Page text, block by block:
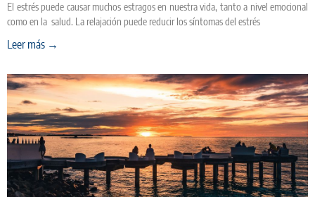
El estrés puede causar muchos estragos en nuestra vida, tanto a nivel emocional
como en la salud. La relajación puede reducir los síntomas del estrés
Leer más →